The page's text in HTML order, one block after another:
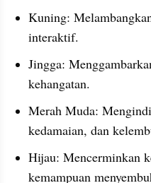
Kuning:
interaktif.
Jingga:
kehangatan.
Merah Muda:
kedamaian, dan
Hijau: Mencerminkan
kemampuan